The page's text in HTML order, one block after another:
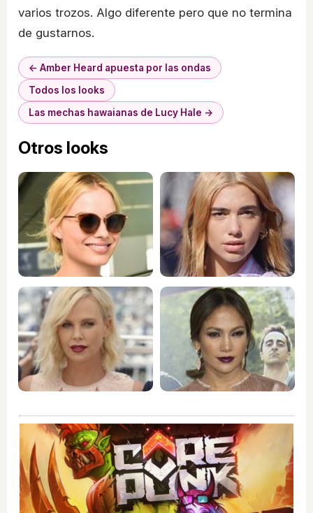
varios trozos. Algo diferente pero que no termina
de gustarnos.
← Amber Heard apuesta por las ondas
Todos los looks
Las mechas hawaianas de Lucy Hale →
Otros looks